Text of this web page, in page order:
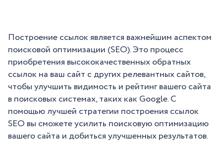
Построение ссылок является важнейшим аспектом
поисковой оптимизации (SEO). Это процесс
приобретения высококачественных обратных
ссылок на ваш сайт с других релевантных сайтов,
чтобы улучшить видимость и рейтинг вашего сайта
в поисковых системах, таких как Google. С
помощью лучшей стратегии построения ссылок
SEO вы сможете усилить поисковую оптимизацию
вашего сайта и добиться улучшенных результатов.